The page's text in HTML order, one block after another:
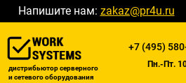
Напишите нам: zakaz@pr4u.ru
дистрибьютор серверного
и сетевого оборудования
+7 (495)
Пн.-Пт.